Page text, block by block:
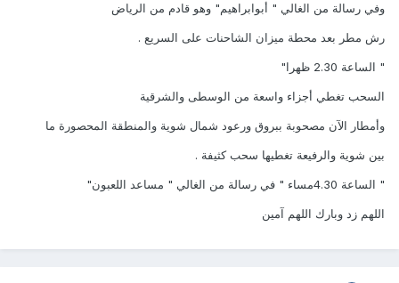
وفي رسالة من الغالي " أبوابراهيم" وهو قادم من الرياض
رش مطر بعد محطة ميزان الشاحنات على السريع .
" الساعة 2.30 ظهرا"
السحب تغطي أجزاء واسعة من الوسطى والشرقية
وأمطار الآن مصحوبة ببروق ورعود شمال شوية والمنطقة المحصورة ما
بين شوية والرفيعة تغطيها سحب كثيفة .
" الساعة 4.30مساء " في رسالة من الغالي " مساعد اللعبون"
اللهم زد وبارك اللهم آمين